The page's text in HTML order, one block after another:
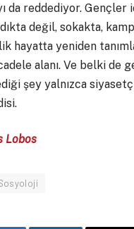
da reddediyor. Gençler
değil, sokakta,
hayatta yeniden
alanı. Ve belki de
şey yalnızca
Lobos